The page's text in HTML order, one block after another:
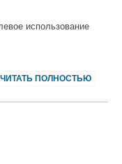
использование
ЧИТАТЬ ПОЛНОСТЬЮ